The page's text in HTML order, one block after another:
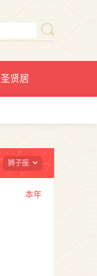
圣贤居
狮子座
本年